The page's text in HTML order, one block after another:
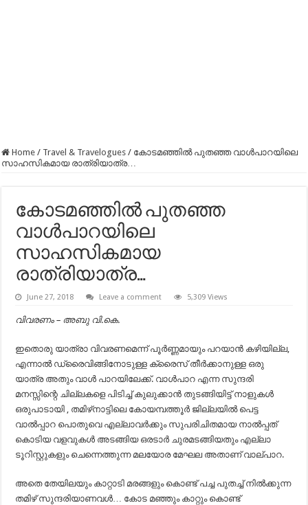
Home / Travel & Travelogues / കോടമഞ്ഞിൽ പുതഞ്ഞ വാൾപാറയിലെ
സാഹസികമായ രാത്രിയാത്ര…
കോടമഞ്ഞിൽ പുതഞ്ഞ
വാൾപാറയിലെ
സാഹസികമായ
രാത്രിയാത്ര…
June 27, 2018 Leave a comment 5,309 Views
വിവരണം – അബു വി.കെ.
ഇതൊരു യാത്രാ വിവരണമെന്ന് പൂർണ്ണമായും പറയാൻ കഴിയില്ല,
എന്നാൽ ഡ്രൈവിങ്ങിനോടുള്ള ക്രൈസ് തീർക്കാനുള്ള ഒരു
യാത്ര അതും വാൾ പാറയിലേക്ക്. വാൾപാറ എന്ന സുന്ദരി
മനസ്സിന്റെ ചില്ലകളെ പിടിച്ച് കുലുക്കാൻ തുടങ്ങിയിട്ട് നാളുകൾ
ഒരുപാടായി , തമിഴ്‌നാട്ടിലെ കോയമ്പത്തൂർ ജില്ലയിൽ പെട്ട
വാൽപ്പാറ പൊതുവെ എല്ലാവർക്കും സുപരിചിതമായ നാൽപ്പത്
കൊടിയ വളവുകൾ അടങ്ങിയ ഒരടാർ ചുരമടങ്ങിയതും എല്ലാ
ടൂറിസ്റ്റുകളും ചെന്നെത്തുന്ന മലയോര മേഘല അതാണ്‌ വാല്പാറ.
അതെ തേയിലയും കാറ്റാടി മരങ്ങളും കൊണ്ട് പച്ച പുതച്ച് നിൽക്കുന്ന
തമിഴ് സുന്ദരിയാണവൾ… കോട മഞ്ഞും കാറ്റും കൊണ്ട്